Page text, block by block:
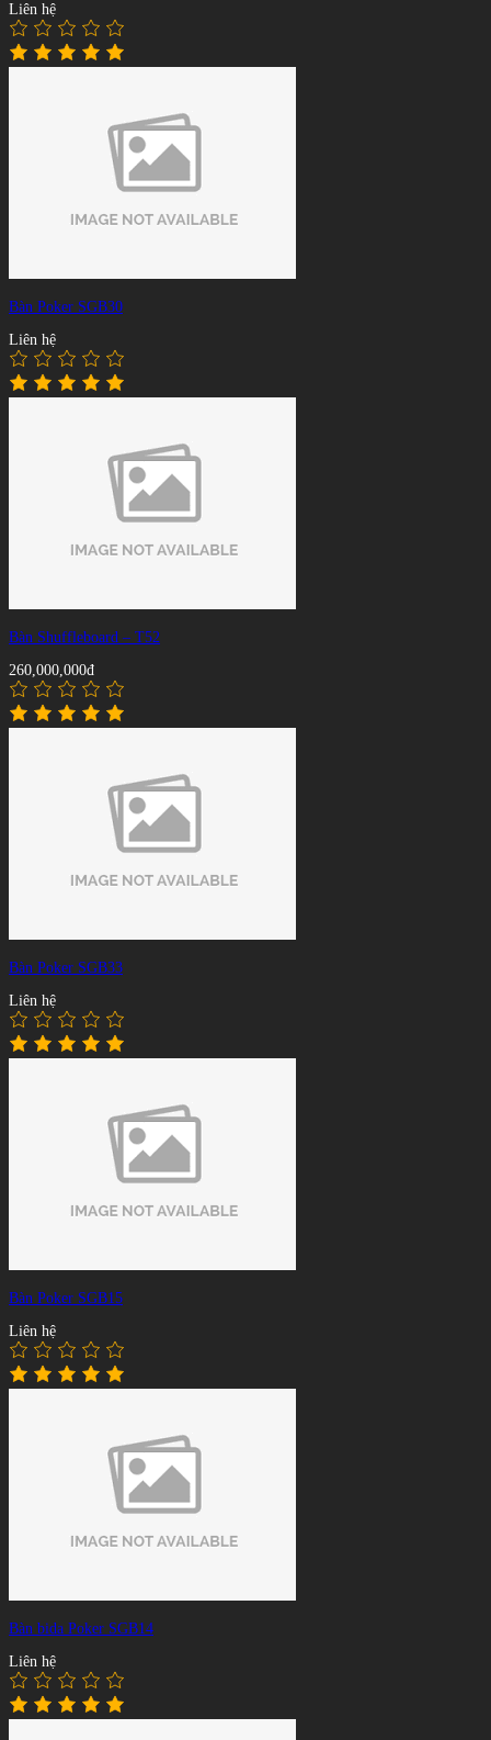
Liên hệ
Bàn Poker SGB30
Liên hệ
Bàn Shuffleboard – T52
260,000,000đ
Bàn Poker SGB33
Liên hệ
Bàn Poker SGB15
Liên hệ
Bàn bida Poker SGB14
Liên hệ